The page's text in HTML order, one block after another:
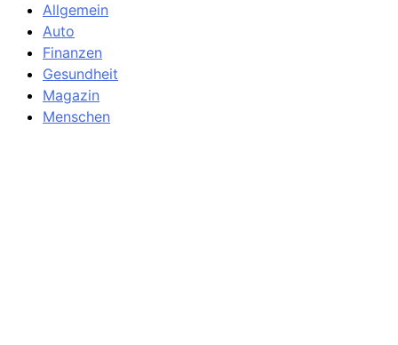
Allgemein
Auto
Finanzen
Gesundheit
Magazin
Menschen